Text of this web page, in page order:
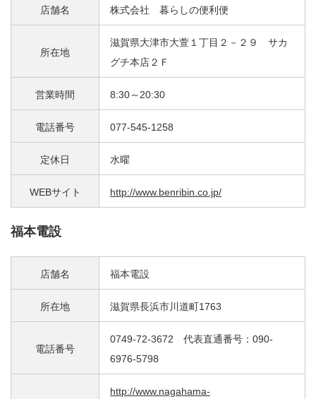
店舗名 株式会社 暮らしの便利便
所在地
滋賀県大津市大萱１丁目２－２９ サカ
グチ本店２Ｆ
営業時間 8:30～20:30
電話番号 077-545-1258
定休日 水曜
WEBサイト http://www.benribin.co.jp/
福本電設
店舗名 福本電設
所在地 滋賀県長浜市川道町1763
電話番号
0749-72-3672 代表直通番号：090-
6976-5798
http://www.nagahama-